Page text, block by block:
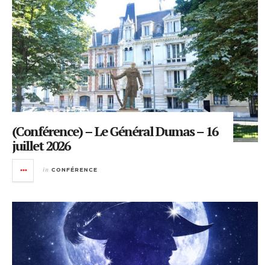
(Conférence) – Le Général Dumas – 16
juillet 2026
in CONFÉRENCE